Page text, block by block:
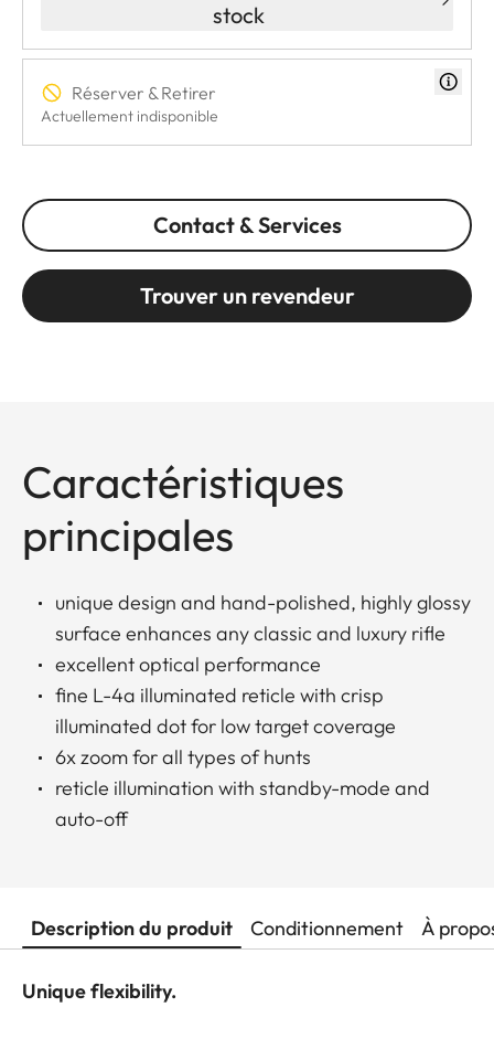
stock
Réserver & Retirer
Actuellement indisponible
Contact & Services
Trouver un revendeur
Caractéristiques
principales
unique design and hand-polished, highly glossy
surface enhances any classic and luxury rifle
excellent optical performance
fine L-4a illuminated reticle with crisp
illuminated dot for low target coverage
6x zoom for all types of hunts
reticle illumination with standby-mode and
auto-off
Description du produit Conditionnement À
Unique flexibility.